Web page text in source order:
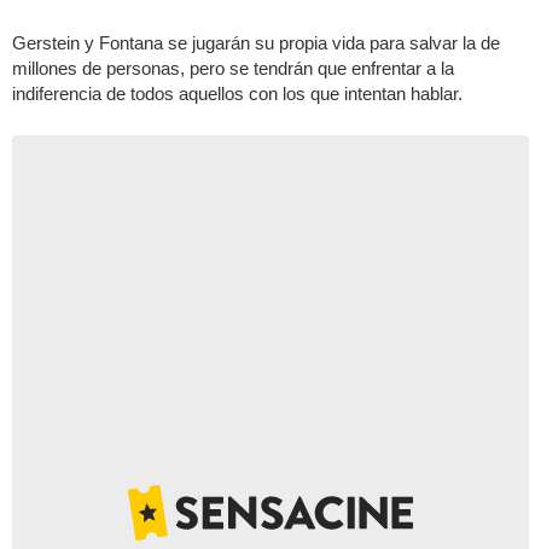
Gerstein y Fontana se jugarán su propia vida para salvar la de
millones de personas, pero se tendrán que enfrentar a la
indiferencia de todos aquellos con los que intentan hablar.